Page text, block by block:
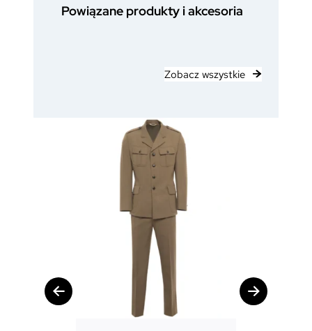
Powiązane produkty i akcesoria
Zobacz wszystkie